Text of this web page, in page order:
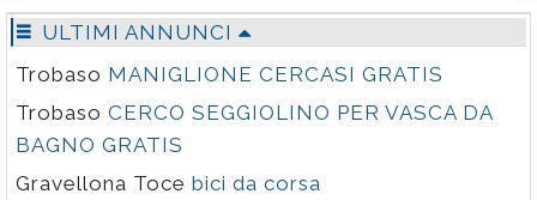
ULTIMI ANNUNCI
Trobaso MANIGLIONE CERCASI GRATIS
Trobaso CERCO SEGGIOLINO PER VASCA DA
BAGNO GRATIS
Gravellona Toce bici da corsa